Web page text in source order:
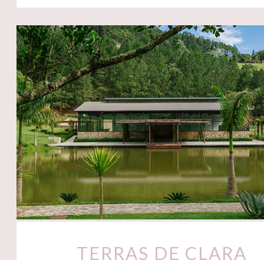
TERRAS DE CLARA